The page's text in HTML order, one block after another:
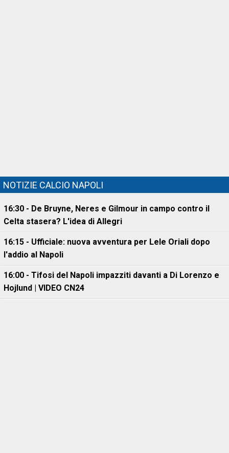
NOTIZIE CALCIO NAPOLI
16:30 - De Bruyne, Neres e Gilmour in campo contro il
Celta stasera? L'idea di Allegri
16:15 - Ufficiale: nuova avventura per Lele Oriali dopo
l'addio al Napoli
16:00 - Tifosi del Napoli impazziti davanti a Di Lorenzo e
Hojlund | VIDEO CN24